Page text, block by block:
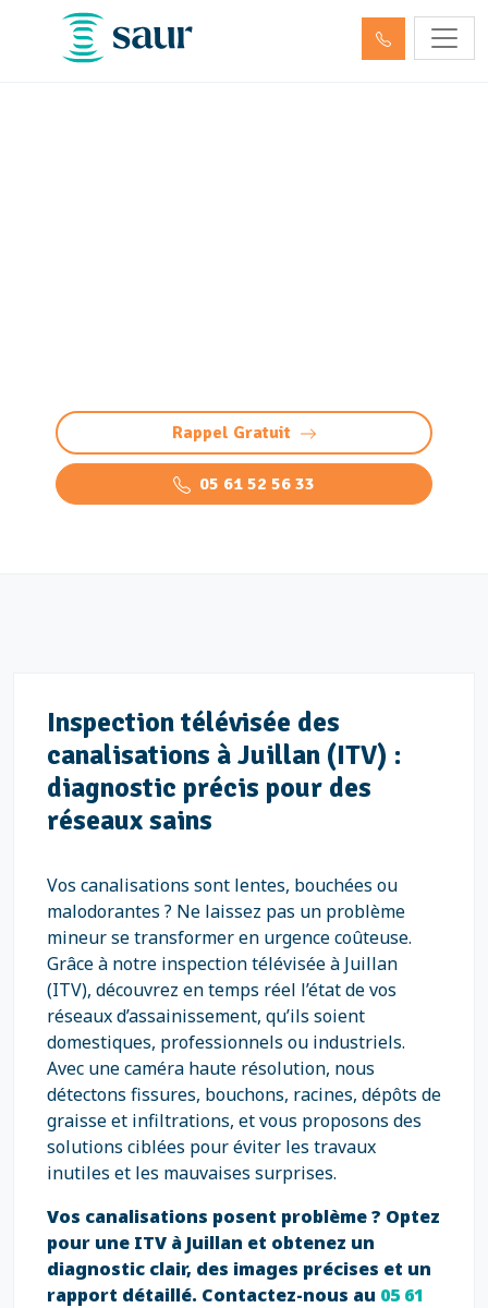
Rappel Gratuit
05 61 52 56 33
Inspection télévisée des
canalisations à Juillan (ITV) :
diagnostic précis pour des
réseaux sains
Vos canalisations sont lentes, bouchées ou
malodorantes ? Ne laissez pas un problème
mineur se transformer en urgence coûteuse.
Grâce à notre inspection télévisée à Juillan
(ITV), découvrez en temps réel l’état de vos
réseaux d’assainissement, qu’ils soient
domestiques, professionnels ou industriels.
Avec une caméra haute résolution, nous
détectons fissures, bouchons, racines, dépôts de
graisse et infiltrations, et vous proposons des
solutions ciblées pour éviter les travaux
inutiles et les mauvaises surprises.
Vos canalisations posent problème ? Optez
pour une ITV à Juillan et obtenez un
diagnostic clair, des images précises et un
rapport détaillé. Contactez-nous au 05 61